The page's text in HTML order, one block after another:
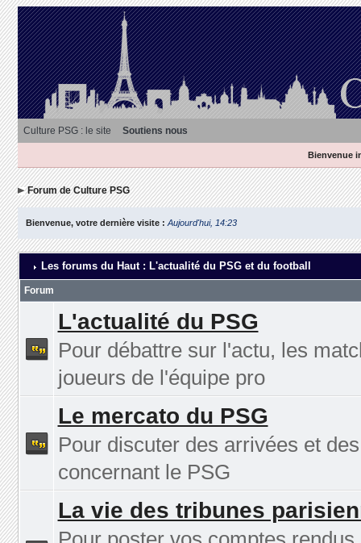
Culture PSG : le site Soutiens nous
Bienvenue
Forum de Culture PSG
Bienvenue, votre dernière visite : Aujourd'hui, 14:23
Les forums du Haut : L'actualité du PSG et du football
Forum
L'actualité du PSG
Pour débattre sur l'actu, les
joueurs de l'équipe pro
Le mercato du PSG
Pour discuter des arrivées et
concernant le PSG
La vie des tribunes